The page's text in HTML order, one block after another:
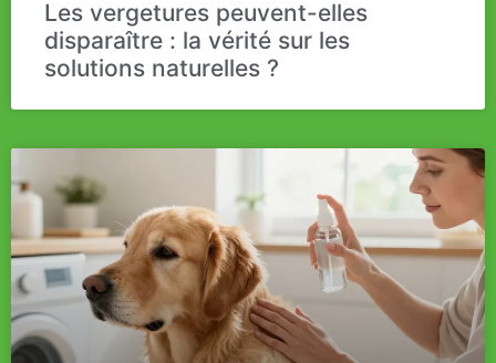
Les vergetures peuvent-elles
disparaître : la vérité sur les
solutions naturelles ?